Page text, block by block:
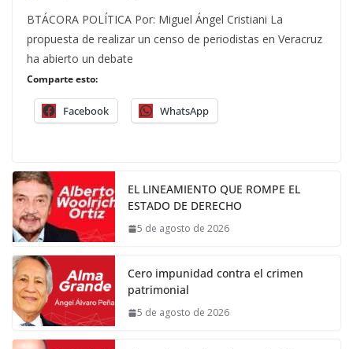
BTÁCORA POLÍTICA Por: Miguel Ángel Cristiani La
propuesta de realizar un censo de periodistas en Veracruz
ha abierto un debate
Comparte esto:
Facebook WhatsApp
EL LINEAMIENTO QUE ROMPE EL
ESTADO DE DERECHO
5 de agosto de 2026
Cero impunidad contra el crimen
patrimonial
5 de agosto de 2026